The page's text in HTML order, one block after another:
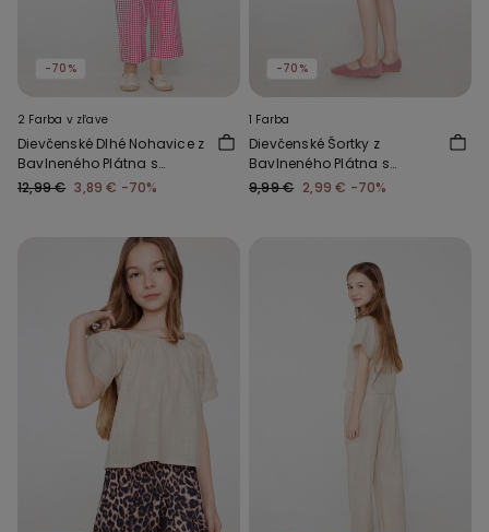
-70%
2 Farba v zľave
Dievčenské Dlhé Nohavice z
Bavlneného Plátna s
Ľanovým Efektom
12,99 € 3,89 € -70%
-70%
1 Farba
Dievčenské Šortky z
Bavlneného Plátna s
Ľanovým Efektom a
9,99 € 2,99 € -70%